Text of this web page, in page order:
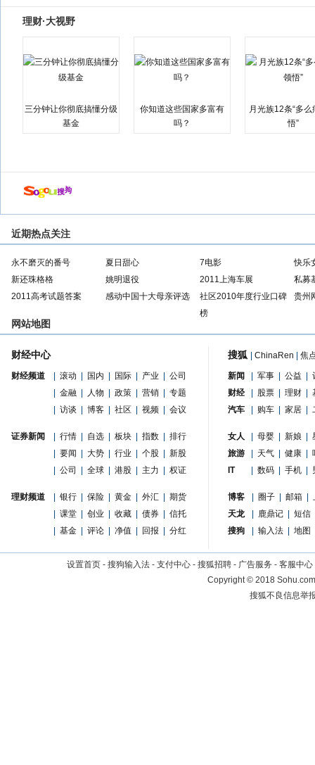
理财·大视野
三分钟让你彻底搞懂分级
基金
你知道这些国家多富有
吗？
月光族12条“多么
悟”
近期热点关注
永不磨灭的番号 夏日甜心 7电影
快乐
新还珠格格
姚明退役 2011上海车展
私募
2011高考试题答案
感动中国十大母亲评选
社区2010年度行业口碑
榜
贵州
网站地图
财经中心
财经频道 滚动 国内 国际 产业
公司
金融 人物 政策 营销
专题
访谈 博客 社区 视频 会议
证券新闻 行情 自选 板块 指数
排行
要闻 大势 行业 个股
新股
公司 全球 港股 主力 权证
理财频道 银行 保险 黄金 外汇
期货
课堂 创业 收藏 债券
信托
基金 评论 净值 回报 分红
搜狐 ChinaRen 焦
新闻 军事 公益
财经
股票 理财
汽车
购车 家居
女人 母婴 新娘
旅游
天气 健康
IT
数码 手机
博客 圈子 邮箱
天龙
鹿鼎记
短信
搜狗
输入法 地图
设置首页 - 搜狗输入法 - 支付中心 - 搜狐招聘 - 广告服务 - 客服中心
Copyright©2018
搜狐不良信息举